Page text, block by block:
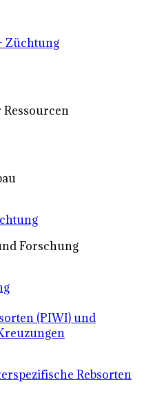
Züchtung
Forschung
(PIWI) und
Rebsorten